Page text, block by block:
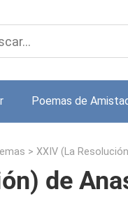
Poemas de
> XXIV (La
de